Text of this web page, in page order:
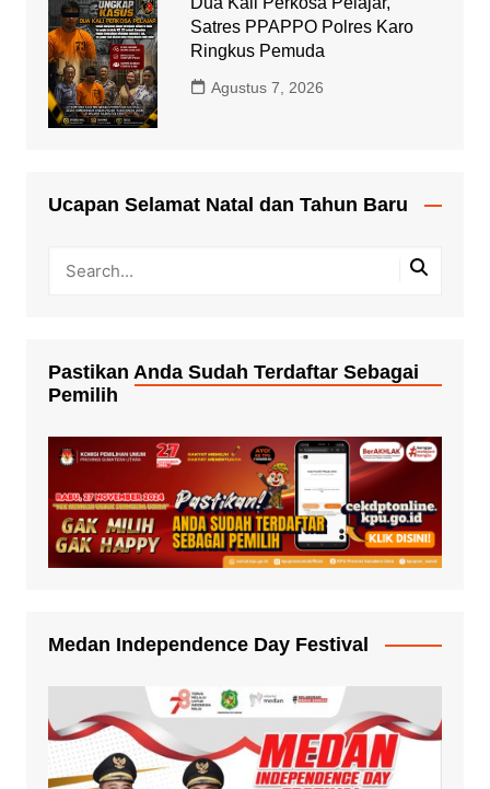
Satres PPAPPO Polres Karo
Ringkus Pemuda
Agustus 7, 2026
Ucapan Selamat Natal dan Tahun Baru
Pastikan Anda Sudah Terdaftar Sebagai
Pemilih
Medan Independence Day Festival